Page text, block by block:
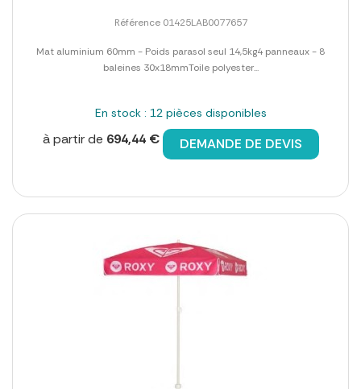
Référence 01425LAB0077657
Mat aluminium 60mm - Poids parasol seul 14,5kg4 panneaux - 8
baleines 30x18mmToile polyester...
En stock : 12 pièces disponibles
à partir de 694,44 € DEMANDE DE DEVIS